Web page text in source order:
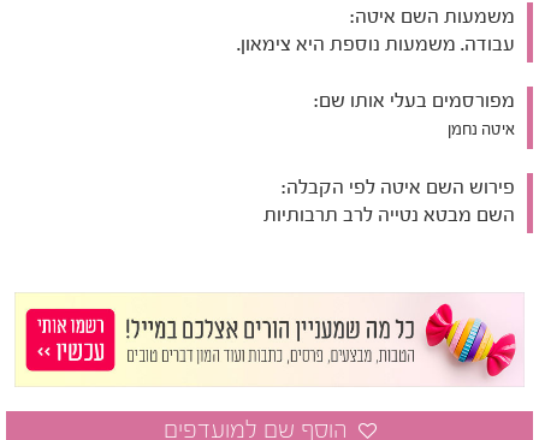
משמעות השם איטה:
עבודה. משמעות נוספת היא צימאון.
מפורסמים בעלי אותו שם:
איטה נחמן
פירוש השם איטה לפי הקבלה:
השם מבטא נטייה לרב תרבותיות